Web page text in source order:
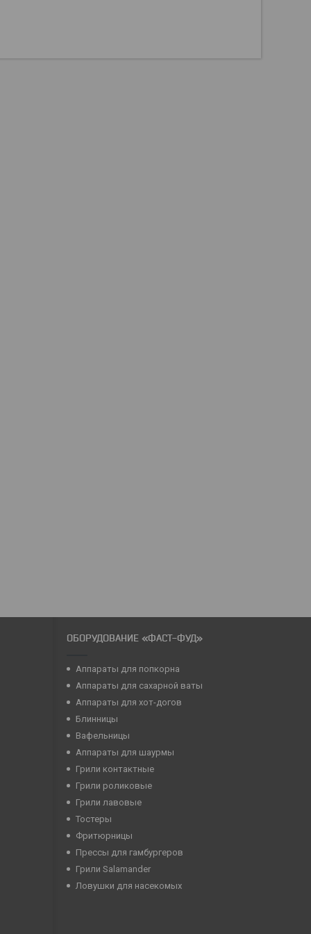
ОБОРУДОВАНИЕ «ФАСТ-ФУД»
Аппараты для попкорна
Аппараты для сахарной ваты
Аппараты для хот-догов
Блинницы
Вафельницы
Аппараты для шаурмы
Грили контактные
Грили роликовые
Грили лавовые
Тостеры
Фритюрницы
Прессы для гамбургеров
Грили Salamander
Ловушки для насекомых